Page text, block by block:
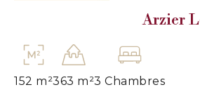
Arzier
152 m²363 m²3 Chambres